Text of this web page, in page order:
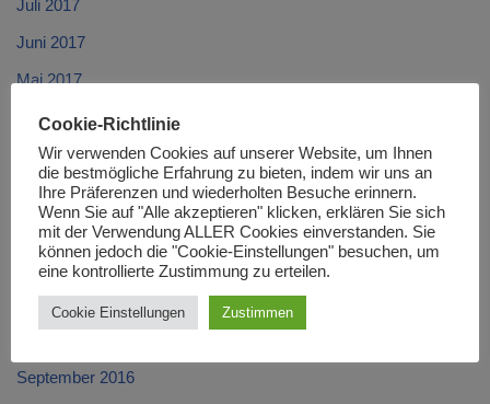
Juli 2017
Juni 2017
Mai 2017
April 2017
März 2017
Februar 2017
Januar 2017
Dezember 2016
November 2016
September 2016
Cookie-Richtlinie
Wir verwenden Cookies auf unserer Website, um Ihnen
die bestmögliche Erfahrung zu bieten, indem wir uns an
Ihre Präferenzen und wiederholten Besuche erinnern.
Wenn Sie auf "Alle akzeptieren" klicken, erklären Sie sich
mit der Verwendung ALLER Cookies einverstanden. Sie
können jedoch die "Cookie-Einstellungen" besuchen, um
eine kontrollierte Zustimmung zu erteilen.
Cookie Einstellungen Zustimmen